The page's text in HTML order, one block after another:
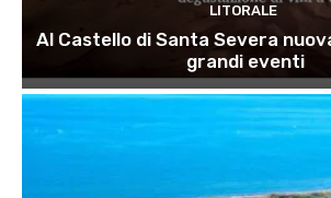
LITORALE
Al Castello di Santa Severa
grandi eventi